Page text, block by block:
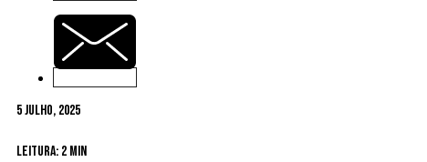
5 Julho, 2025
Leitura: 2 min